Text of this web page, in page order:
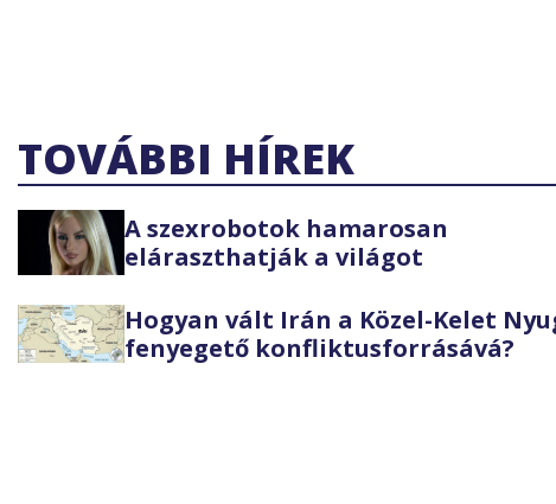
TOVÁBBI HÍREK
A szexrobotok hamarosan
eláraszthatják a világot
Hogyan vált Irán a Közel-Kelet
fenyegető konfliktusforrásává?